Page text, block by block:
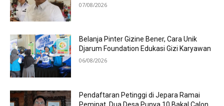
07/08/2026
Belanja Pinter Gizine Bener, Cara Unik
Djarum Foundation Edukasi Gizi Karyawan
06/08/2026
Pendaftaran Petinggi di Jepara Ramai